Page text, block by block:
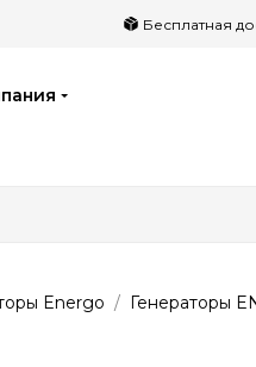
Бесплатная
Energo Генераторы